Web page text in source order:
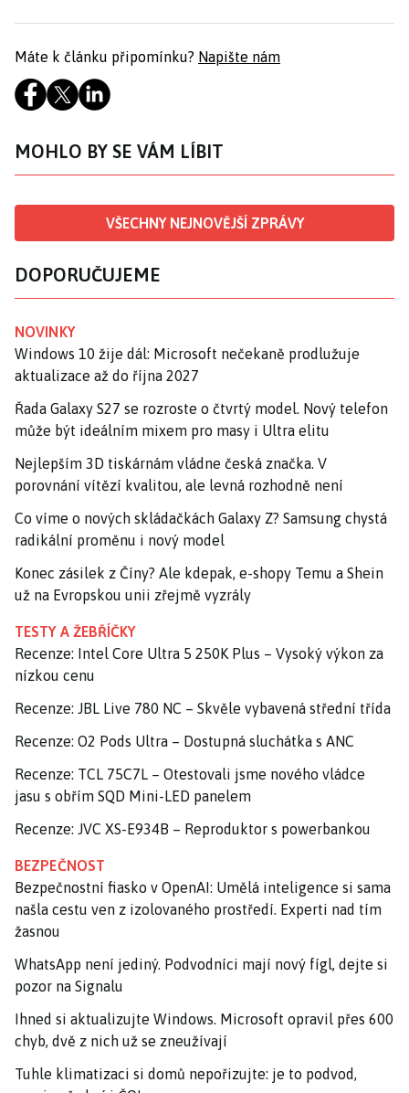
Máte k článku připomínku? Napište nám
MOHLO BY SE VÁM LÍBIT
VŠECHNY NEJNOVĚJŠÍ ZPRÁVY
DOPORUČUJEME
NOVINKY
Windows 10 žije dál: Microsoft nečekaně prodlužuje
aktualizace až do října 2027
Řada Galaxy S27 se rozroste o čtvrtý model. Nový telefon
může být ideálním mixem pro masy i Ultra elitu
Nejlepším 3D tiskárnám vládne česká značka. V
porovnání vítězí kvalitou, ale levná rozhodně není
Co víme o nových skládačkách Galaxy Z? Samsung chystá
radikální proměnu i nový model
Konec zásilek z Číny? Ale kdepak, e-shopy Temu a Shein
už na Evropskou unii zřejmě vyzrály
TESTY A ŽEBŘÍČKY
Recenze: Intel Core Ultra 5 250K Plus – Vysoký výkon za
nízkou cenu
Recenze: JBL Live 780 NC – Skvěle vybavená střední třída
Recenze: O2 Pods Ultra – Dostupná sluchátka s ANC
Recenze: TCL 75C7L – Otestovali jsme nového vládce
jasu s obřím SQD Mini-LED panelem
Recenze: JVC XS-E934B – Reproduktor s powerbankou
BEZPEČNOST
Bezpečnostní fiasko v OpenAI: Umělá inteligence si sama
našla cestu ven z izolovaného prostředí. Experti nad tím
žasnou
WhatsApp není jediný. Podvodníci mají nový fígl, dejte si
pozor na Signalu
Ihned si aktualizujte Windows. Microsoft opravil přes 600
chyb, dvě z nich už se zneužívají
Tuhle klimatizaci si domů nepořizujte: je to podvod,